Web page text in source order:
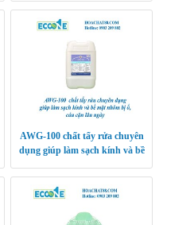
KHÁCH SẠN, BỆNH VIỆN,
TRƯỜNG HỌC
AWG-100 chất tẩy rửa chuyên
dụng giúp làm sạch kính và bề